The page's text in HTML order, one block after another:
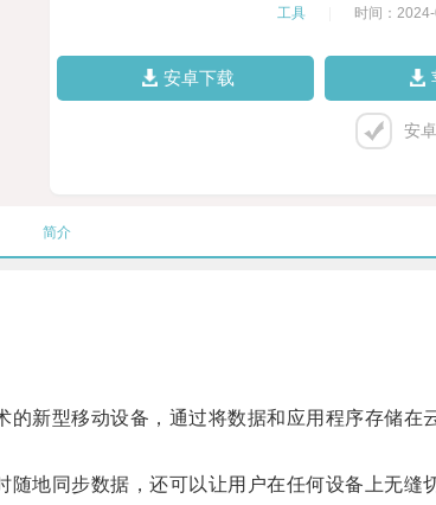
工具 时间：
安卓下载
安
简介
新型移动设备，通过将数据和应用程序存储在
地同步数据，还可以让用户在任何设备上无缝